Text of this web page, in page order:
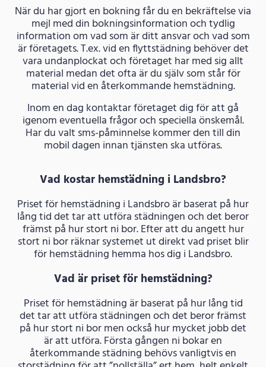
När du har gjort en bokning får du en bekräftelse via
mejl med din bokningsinformation och tydlig
information om vad som är ditt ansvar och vad som
är företagets. T.ex. vid en flyttstädning behöver det
vara undanplockat och företaget har med sig allt
material medan det ofta är du själv som står för
material vid en återkommande hemstädning.
Inom en dag kontaktar företaget dig för att gå
igenom eventuella frågor och speciella önskemål.
Har du valt sms-påminnelse kommer den till din
mobil dagen innan tjänsten ska utföras.
Vad kostar hemstädning i Landsbro?
Priset för hemstädning i Landsbro är baserat på hur
lång tid det tar att utföra städningen och det beror
främst på hur stort ni bor. Efter att du angett hur
stort ni bor räknar systemet ut direkt vad priset blir
för hemstädning hemma hos dig i Landsbro.
Vad är priset för hemstädning?
Priset för hemstädning är baserat på hur lång tid
det tar att utföra städningen och det beror främst
på hur stort ni bor men också hur mycket jobb det
är att utföra. Första gången ni bokar en
återkommande städning behövs vanligtvis en